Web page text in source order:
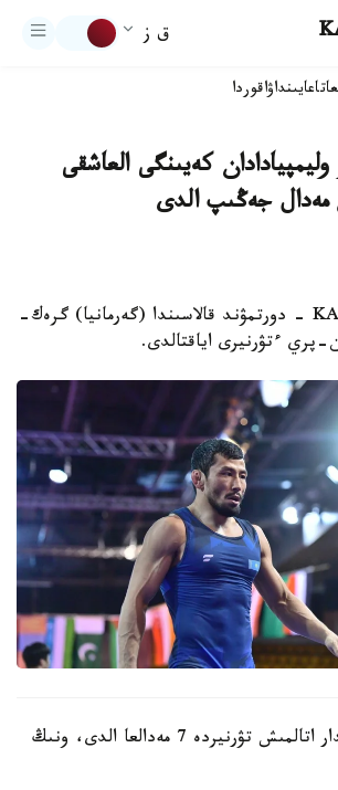
ق ز
تاعايىنداۋاقوردا
كەيىنگى العاشقى
مەدال جەڭىپ الدى
استانا. KAZINFORM - دورتمۋند قالاسىندا (گەرمانيا) گرەك-
پري ءتۋرنيرى اياقتالدى.
قازاقستاندىق بالۋاندار اتالمىش تۋرنيردە 7 مەدالعا الدى، ونىڭ